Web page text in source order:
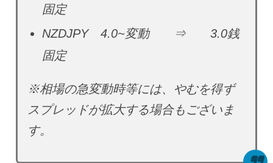
固定
NZDJPY 4.0~変動 ⇒ 3.0銭
固定
※相場の急変動時等には、やむを得ず
スプレッドが拡大する場合もございま
す。